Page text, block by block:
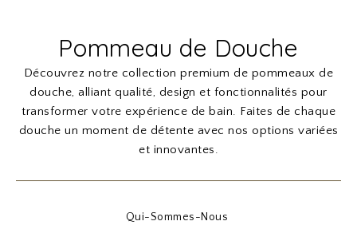
Pommeau de Douche
Découvrez notre collection premium de pommeaux de
douche, alliant qualité, design et fonctionnalités pour
transformer votre expérience de bain. Faites de chaque
douche un moment de détente avec nos options variées
et innovantes.
Qui-Sommes-Nous